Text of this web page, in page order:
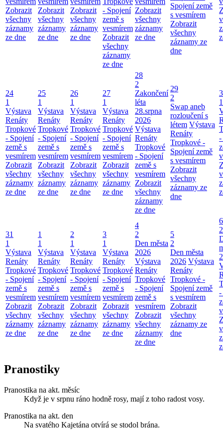
Zobrazit
všechny
záznamy
ze dne
Zobrazit
všechny
záznamy
ze dne
Zobrazit
všechny
záznamy
ze dne
- Spojení
země s
vesmírem
Zobrazit
všechny
záznamy
ze dne
Zobrazit
všechny
záznamy
ze dne
Spojení země
s vesmírem
Zobrazit
všechny
záznamy ze
dne
24
1
Výstava
Renáty
Tropkové
- Spojení
země s
vesmírem
Zobrazit
všechny
záznamy
ze dne
25
1
Výstava
Renáty
Tropkové
- Spojení
země s
vesmírem
Zobrazit
všechny
záznamy
ze dne
26
1
Výstava
Renáty
Tropkové
- Spojení
země s
vesmírem
Zobrazit
všechny
záznamy
ze dne
27
1
Výstava
Renáty
Tropkové
- Spojení
země s
vesmírem
Zobrazit
všechny
záznamy
ze dne
28
2
Zakončení
léta
28.srpna
2026
Výstava
Renáty
Tropkové
- Spojení
země s
vesmírem
Zobrazit
všechny
záznamy
ze dne
29
2
Swap aneb
rozloučení s
létem Výstava
Renáty
Tropkové -
Spojení země
s vesmírem
Zobrazit
všechny
záznamy ze
dne
1
-
31
1
Výstava
Renáty
Tropkové
- Spojení
země s
vesmírem
Zobrazit
všechny
záznamy
ze dne
1
1
Výstava
Renáty
Tropkové
- Spojení
země s
vesmírem
Zobrazit
všechny
záznamy
ze dne
2
1
Výstava
Renáty
Tropkové
- Spojení
země s
vesmírem
Zobrazit
všechny
záznamy
ze dne
3
1
Výstava
Renáty
Tropkové
- Spojení
země s
vesmírem
Zobrazit
všechny
záznamy
ze dne
4
2
Den města
2026
Výstava
Renáty
Tropkové
- Spojení
země s
vesmírem
Zobrazit
všechny
záznamy
ze dne
5
2
Den města
2026 Výstava
Renáty
Tropkové -
Spojení země
s vesmírem
Zobrazit
všechny
záznamy ze
dne
6
2
-
Pranostiky
Pranostika na akt. měsíc
Když je v srpnu ráno hodně rosy, mají z toho radost vosy.
Pranostika na akt. den
Na svatého Kajetána otvírá se stodol brána.